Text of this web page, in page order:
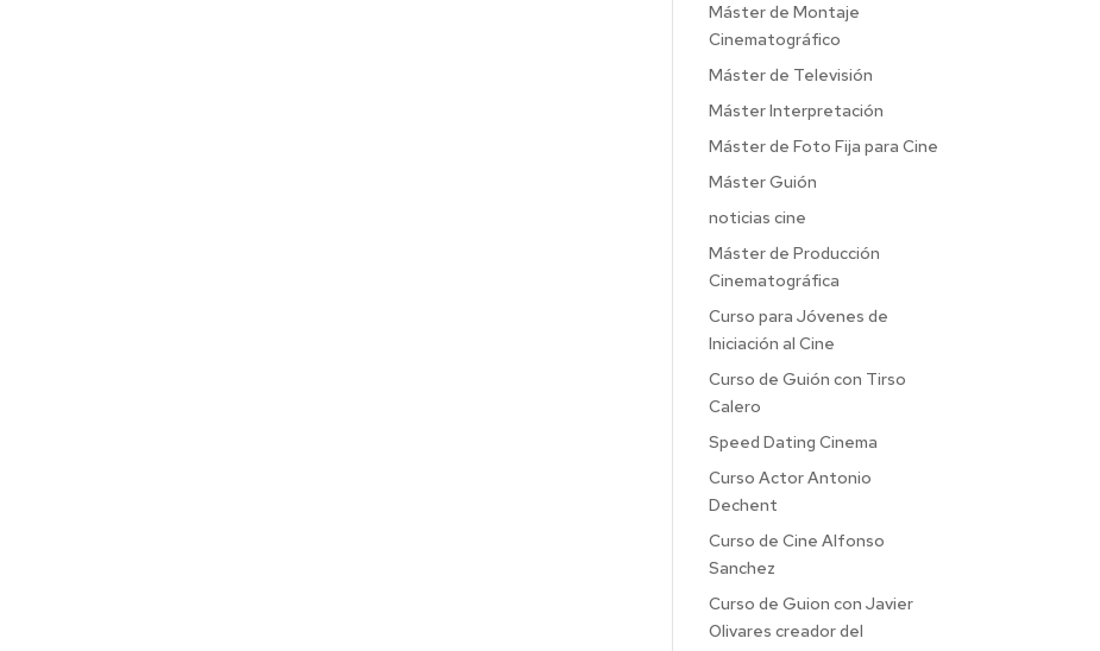
Máster de Montaje
Cinematográfico
Máster de Televisión
Máster Interpretación
Máster de Foto Fija para Cine
Máster Guión
noticias cine
Máster de Producción
Cinematográfica
Curso para Jóvenes de
Iniciación al Cine
Curso de Guión con Tirso
Calero
Speed Dating Cinema
Curso Actor Antonio
Dechent
Curso de Cine Alfonso
Sanchez
Curso de Guion con Javier
Olivares creador del